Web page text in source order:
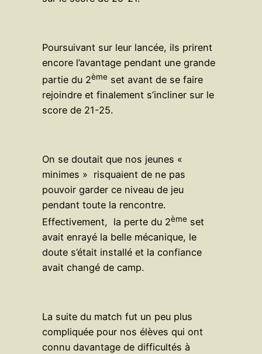
Poursuivant sur leur lancée, ils prirent
encore l’avantage pendant une grande
partie du 2ème set avant de se faire
rejoindre et finalement s’incliner sur le
score de 21-25.
On se doutait que nos jeunes «
minimes » risquaient de ne pas
pouvoir garder ce niveau de jeu
pendant toute la rencontre.
Effectivement, la perte du 2ème set
avait enrayé la belle mécanique, le
doute s’était installé et la confiance
avait changé de camp.
La suite du match fut un peu plus
compliquée pour nos élèves qui ont
connu davantage de difficultés à